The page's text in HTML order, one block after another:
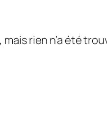
mais rien n’a été